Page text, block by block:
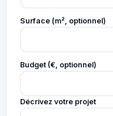
Surface (m², optionnel)
Budget (€, optionnel)
Décrivez votre projet